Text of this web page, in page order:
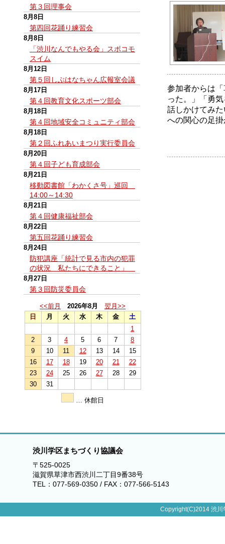
第３回理事会
8月8日
第四回花踊り練習会
8月8日
「渋川なんでもやる会」スポコモ
スイム
8月12日
第５回しぶはなちゃん広報室会議
8月17日
第４回教育文化スポーツ部会
8月18日
第４回地域安全コミュニティ部会
8月18日
第２回ふれあいまつり実行委員会
8月20日
第４回子ども育成部会
8月21日
移動図書館「わかくさ号」巡回
14:00～14:30
8月21日
第４回健康福祉部会
8月22日
第五回花踊り練習会
8月24日
防犯講座「統計で見る市内の犯罪
の状況 私たちにできること」
8月27日
第３回防災委員会
<<前月 2026年8月
翌月>>
日
月 火 水 木 金
土
1
2
3 4 5 6 7
8
9
10 11 12 13 14
15
16
17 18 19 20 21
22
23
24 25 26 27 28
29
30
31
… 休館日
参加者からは
った。」「勇
話しかけてみ
への関心の足
渋川学区まちづくり協議会
〒525-0025
滋賀県草津市西渋川二丁目9番38号
TEL：077-569-0350 / FAX：077-566-5143
Copyright(C)2014 渋川